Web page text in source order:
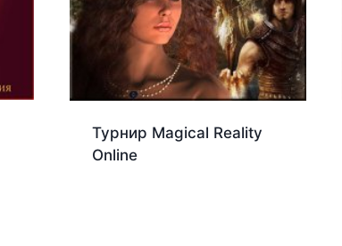
Турнир Magical Reality
Online